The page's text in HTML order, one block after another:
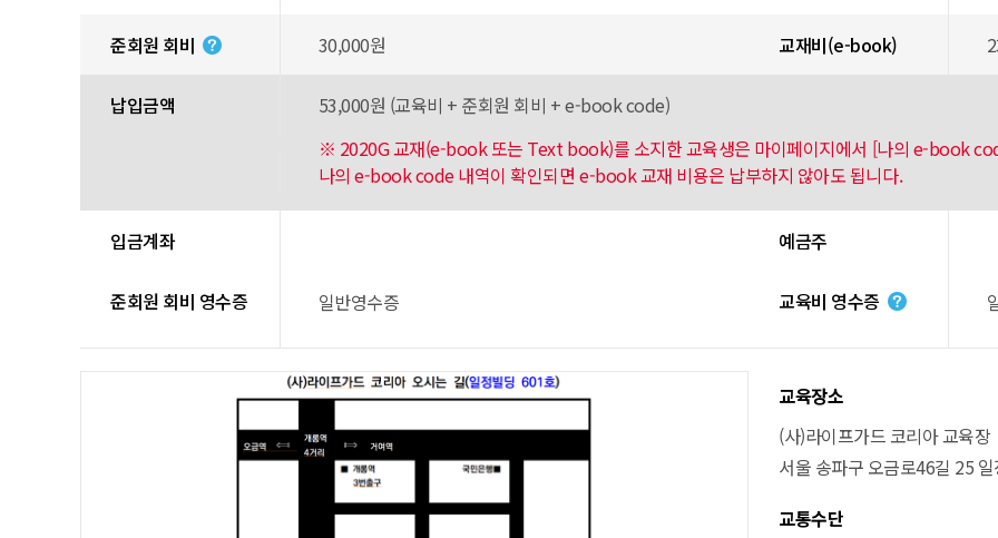
준회원 회비 30,000원 교재비(e-book)
납입금액
53,000원 (교육비 + 준회원 회비 + e-book code)
※ 2020G 교재(e-book 또는 Text book)를 소지한 교육생은 마이페이지에서 [나의 e-book
나의 e-book code 내역이 확인되면 e-book 교재 비용은 납부하지 않아도 됩니다.
입금계좌 예금주
준회원 회비 영수증 일반영수증 교육비 영수증
교육장소
(사)라이프가드 코리아 교육장
서울 송파구 오금로46길 25
교통수단